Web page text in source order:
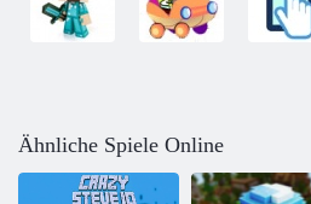
Ähnliche Spiele Online